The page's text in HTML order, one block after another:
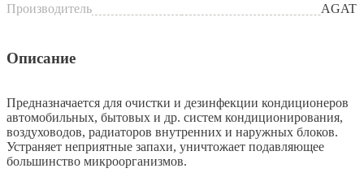
Производитель
AGAT
Описание
Предназначается для очистки и дезинфекции кондиционеров
автомобильных, бытовых и др. систем кондиционирования,
воздуховодов, радиаторов внутренних и наружных блоков.
Устраняет неприятные запахи, уничтожает подавляющее
большинство микроорганизмов.